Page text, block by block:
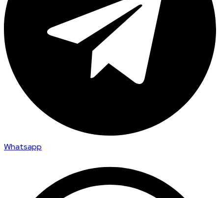
Whatsapp